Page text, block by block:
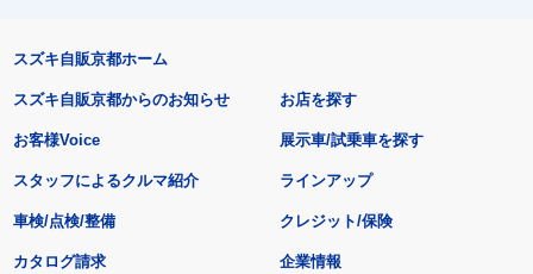
スズキ自販京都ホーム
スズキ自販京都からのお知らせ
お客様Voice
スタッフによるクルマ紹介
お店を探す
展示車/試乗車を探す
ラインアップ
車検/点検/整備 クレジット/保険
カタログ請求 企業情報